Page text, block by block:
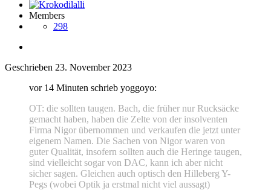
Members
298
Geschrieben 23. November 2023
vor 14 Minuten schrieb yoggoyo:
OT: die sollten taugen. Bach, die früher nur Rucksäcke
gemacht haben, haben die Zelte von der insolventen
Firma Nigor übernommen und verkaufen die jetzt unter
eigenem Namen. Die Sachen von Nigor waren von
guter Qualität, insofern sollten auch die Heringe taugen,
sind vielleicht sogar von DAC, kann ich aber nicht
sicher sagen. Gleichen auch optisch den Hilleberg Y-
Pegs (wobei Optik ja erstmal nicht viel aussagt)